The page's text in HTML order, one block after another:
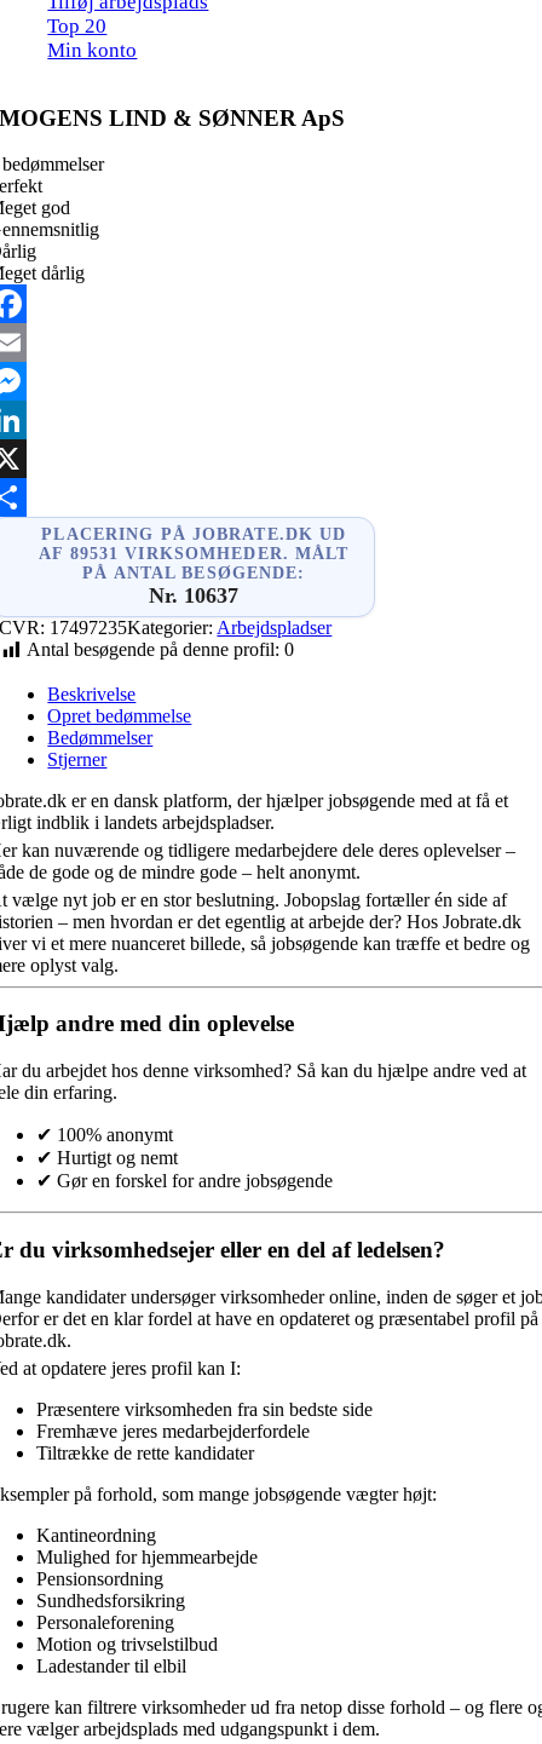
Top 20
Min konto
MOGENS LIND & SØNNER ApS
god
dårlig
PLACERING PÅ JOBRATE.DK UD
AF 89531 VIRKSOMHEDER. MÅLT
PÅ ANTAL BESØGENDE:
Nr. 10637
CVR: 17497235Kategorier: Arbejdspladser
Antal besøgende på denne profil: 0
Beskrivelse
Opret bedømmelse
Bedømmelser
Stjerner
er en dansk platform, der hjælper jobsøgende med at få et
indblik i landets arbejdspladser.
kan nuværende og tidligere medarbejdere dele deres oplevelser –
de gode og de mindre gode – helt anonymt.
vælge nyt job er en stor beslutning. Jobopslag fortæller én side af
– men hvordan er det egentlig at arbejde der? Hos Jobrate.dk
vi et mere nuanceret billede, så jobsøgende kan træffe et bedre og
oplyst valg.
andre med din oplevelse
du arbejdet hos denne virksomhed? Så kan du hjælpe andre ved at
din erfaring.
✔ 100% anonymt
✔ Hurtigt og nemt
✔ Gør en forskel for andre jobsøgende
du virksomhedsejer eller en del af ledelsen?
kandidater undersøger virksomheder online, inden de søger et
er det en klar fordel at have en opdateret og præsentabel profil på
at opdatere jeres profil kan I:
Præsentere virksomheden fra sin bedste side
Fremhæve jeres medarbejderfordele
Tiltrække de rette kandidater
på forhold, som mange jobsøgende vægter højt:
Kantineordning
Mulighed for hjemmearbejde
Pensionsordning
Sundhedsforsikring
Personaleforening
Motion og trivselstilbud
Ladestander til elbil
kan filtrere virksomheder ud fra netop disse forhold – og flere
vælger arbejdsplads med udgangspunkt i dem.